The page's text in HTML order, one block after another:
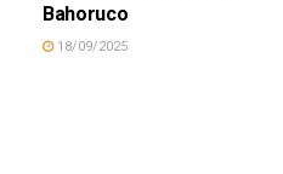
Bahoruco
18/09/2025